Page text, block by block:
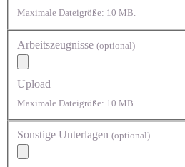
Maximale Dateigröße: 10 MB.
Arbeitszeugnisse (optional)
Upload
Maximale Dateigröße: 10 MB.
Sonstige Unterlagen (optional)